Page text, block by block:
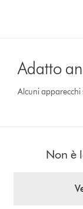
Adatto
Alcuni apparecchi
Non è